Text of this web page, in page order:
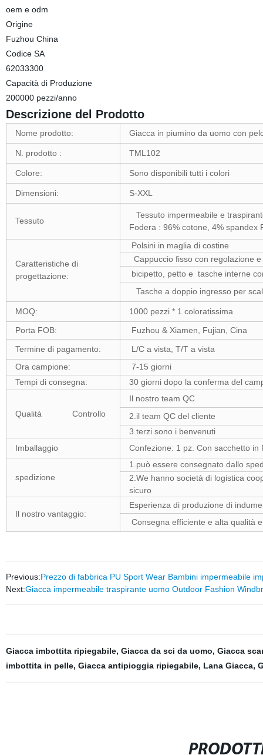
oem e odm
Origine
Fuzhou China
Codice SA
62033300
Capacità di Produzione
200000 pezzi/anno
Descrizione del Prodotto
Nome prodotto: Giacca in piumino da uomo con
N. prodotto : TML102
Colore: Sono disponibili tutti i colori
Dimensioni: S-XXL
Tessuto
Tessuto impermeabile e
Fodera : 96% cotone, 4%
Caratteristiche di
progettazione:
Polsini in maglia di costine
Cappuccio fisso con regolazione
bicipetto, petto e tasche interne
Tasche a doppio ingresso per
MOQ:
1000 pezzi * 1 coloratissima
Porta FOB:
Fuzhou & Xiamen, Fujian, Cina
Termine di pagamento:
L/C a vista, T/T a vista
Ora campione:
7-15 giorni
Tempi di consegna:
30 giorni dopo la conferma del
Qualità Controllo
Il nostro team QC
2.il team QC del cliente
3.terzi sono i benvenuti
Imballaggio
Confezione: 1 pz. Con sacchetto in
spedizione
1.può essere consegnato dallo
2.We hanno società di logistica
sicuro
Il nostro vantaggio:
Esperienza di produzione di
Consegna efficiente e alta qualità
Previous:Prezzo di fabbrica PU Sport Wear Bambini impermeabile
Next:Giacca impermeabile traspirante uomo Outdoor Fashion
Giacca imbottita ripiegabile, Giacca da sci da uomo, Giacca
imbottita in pelle, Giacca antipioggia ripiegabile, Lana Giacca,